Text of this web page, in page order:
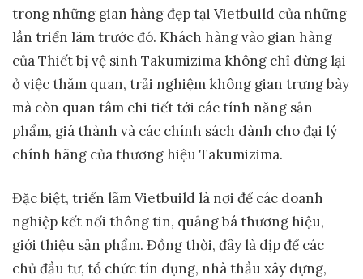
trong những gian hàng đẹp tại Vietbuild của những
lần triển lãm trướcđó. Khách hàng vào gian hàng
của Thiết bị vệ sinh Takumizima không chỉ dừng lại
ở việc thăm quan, trải nghiệm không gian trưng bày
mà còn quan tâm chi tiết tới các tính năng sản
phẩm, giá thành và các chính sách dành cho đại lý
chính hãng của thương hiệu Takumizima.
Đặc biệt, triển lãm Vietbuild là nơi để các doanh
nghiệp kết nối thông tin, quảng bá thương hiệu,
giới thiệu sản phẩm. Đồng thời, đây là dịp để các
chủ đầu tư, tổ chức tín dụng, nhà thầu xây dựng,